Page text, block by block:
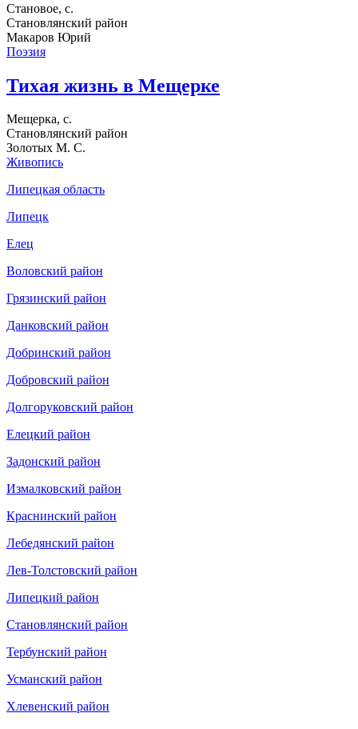
Становое, с.
Становлянский район
Макаров Юрий
Поэзия
Тихая жизнь в Мещерке
Мещерка, с.
Становлянский район
Золотых М. С.
Живопись
Липецкая область
Липецк
Елец
Воловский район
Грязинский район
Данковский район
Добринский район
Добровский район
Долгоруковский район
Елецкий район
Задонский район
Измалковский район
Краснинский район
Лебедянский район
Лев-Толстовский район
Липецкий район
Становлянский район
Тербунский район
Усманский район
Хлевенский район